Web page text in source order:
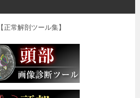
【正常解剖ツール集】